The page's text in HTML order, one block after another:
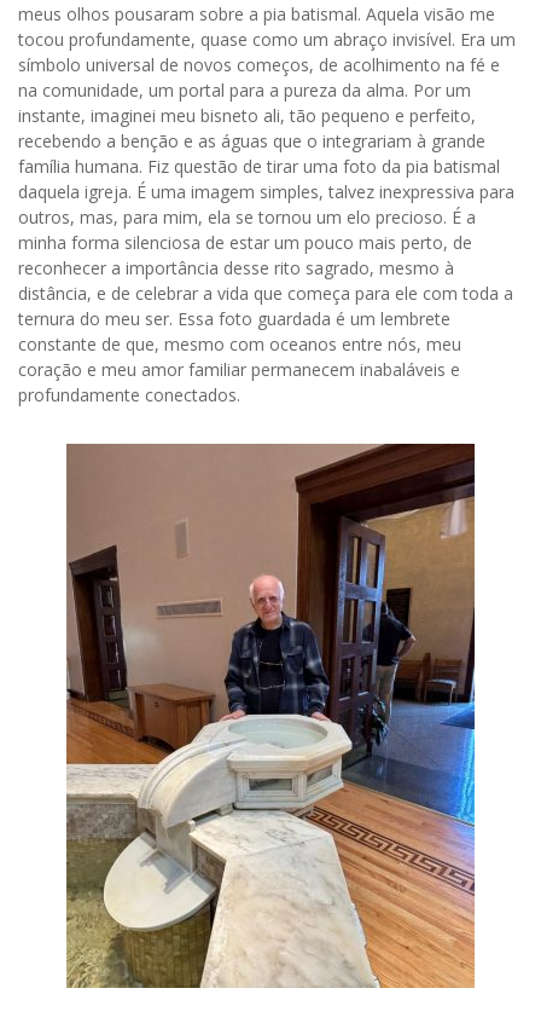
meus olhos pousaram sobre a pia batismal. Aquela visão me
tocou profundamente, quase como um abraço invisível. Era um
símbolo universal de novos começos, de acolhimento na fé e
na comunidade, um portal para a pureza da alma. Por um
instante, imaginei meu bisneto ali, tão pequeno e perfeito,
recebendo a benção e as águas que o integrariam à grande
família humana. Fiz questão de tirar uma foto da pia batismal
daquela igreja. É uma imagem simples, talvez inexpressiva para
outros, mas, para mim, ela se tornou um elo precioso. É a
minha forma silenciosa de estar um pouco mais perto, de
reconhecer a importância desse rito sagrado, mesmo à
distância, e de celebrar a vida que começa para ele com toda a
ternura do meu ser. Essa foto guardada é um lembrete
constante de que, mesmo com oceanos entre nós, meu
coração e meu amor familiar permanecem inabaláveis e
profundamente conectados.